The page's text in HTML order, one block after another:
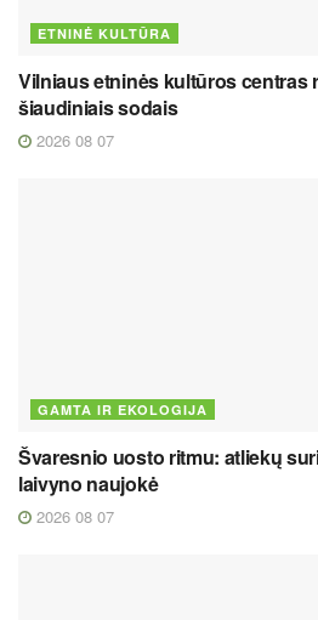
ETNINĖ KULTŪRA
Vilniaus etninės kultūros centras
šiaudiniais sodais
2026 08 07
GAMTA IR EKOLOGIJA
Švaresnio uosto ritmu: atliekų
laivyno naujokė
2026 08 07